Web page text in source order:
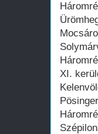
XI.